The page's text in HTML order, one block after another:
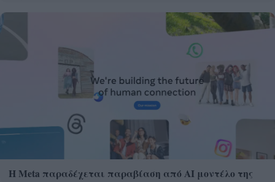
Η Meta παραδέχεται παραβίαση από AI μοντέλο της